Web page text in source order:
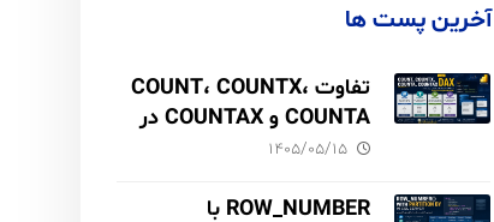
آخرین پست ها
تفاوت COUNT، COUNTX،
COUNTA و COUNTAX در
DAX۱۴۰۵/۰۵/۱۵
ROW_NUMBER با